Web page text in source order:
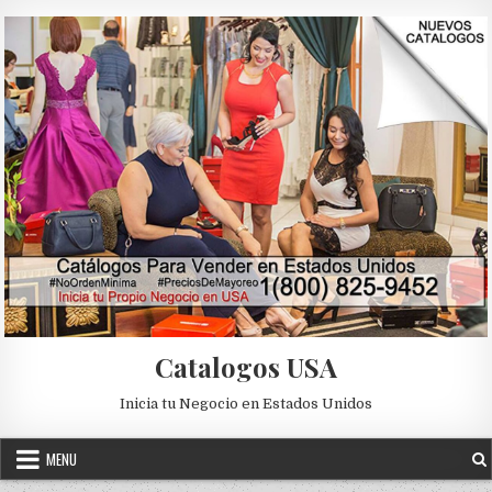
Catalogos USA
Inicia tu Negocio en Estados Unidos
MENU